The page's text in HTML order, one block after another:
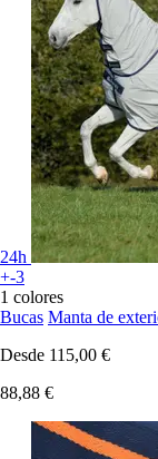
24h
+-3
1 colores
Bucas Manta de
Desde 115,00 €
88,88 €